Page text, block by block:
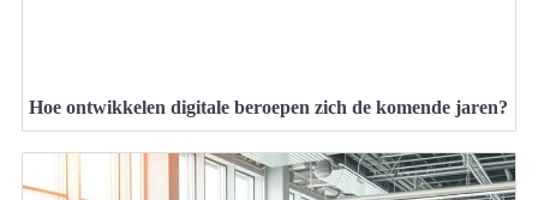
Hoe ontwikkelen digitale beroepen zich de komende jaren?